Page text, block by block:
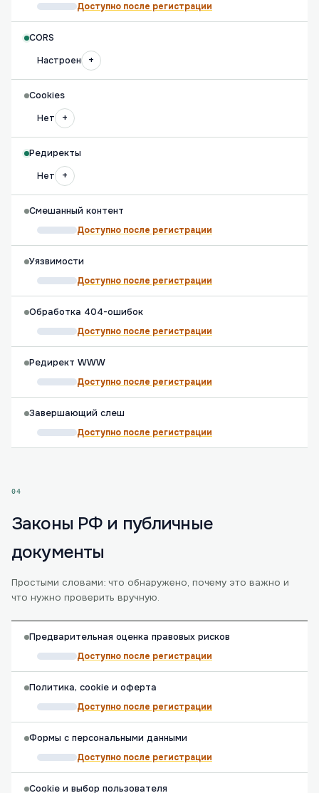
Доступно после регистрации
CORS
Настроен
+
Cookies
Нет
+
Редиректы
Нет
+
Смешанный контент
Доступно после регистрации
Уязвимости
Доступно после регистрации
Обработка 404-ошибок
Доступно после регистрации
Редирект WWW
Доступно после регистрации
Завершающий слеш
Доступно после регистрации
04
Законы РФ и публичные
документы
Простыми словами: что обнаружено, почему это важно и
что нужно проверить вручную.
Предварительная оценка правовых рисков
Доступно после регистрации
Политика, cookie и оферта
Доступно после регистрации
Формы с персональными данными
Доступно после регистрации
Cookie и выбор пользователя